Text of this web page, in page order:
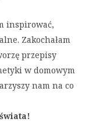
inspirować,
Zakochałam
przepisy
w domowym
nam na co